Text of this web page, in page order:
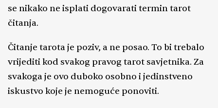
se nikako ne isplati dogovarati termin tarot
čitanja.
Čitanje tarota je poziv, a ne posao. To bi trebalo
vrijediti kod svakog pravog tarot savjetnika. Za
svakoga je ovo duboko osobno i jedinstveno
iskustvo koje je nemoguće ponoviti.